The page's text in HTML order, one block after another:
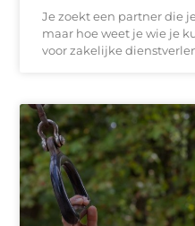
Je zoekt een partner die
maar hoe weet je wie je
voor zakelijke